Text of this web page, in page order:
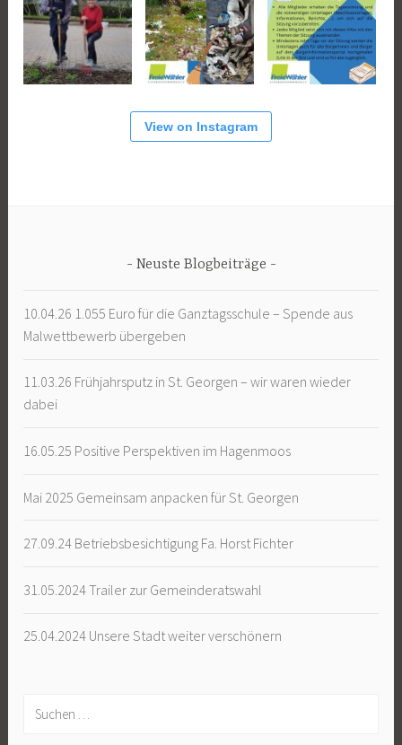
View on Instagram
Neuste Blogbeiträge
10.04.26 1.055 Euro für die Ganztagsschule – Spende aus
Malwettbewerb übergeben
11.03.26 Frühjahrsputz in St. Georgen – wir waren wieder
dabei
16.05.25 Positive Perspektiven im Hagenmoos
Mai 2025 Gemeinsam anpacken für St. Georgen
27.09.24 Betriebsbesichtigung Fa. Horst Fichter
31.05.2024 Trailer zur Gemeinderatswahl
25.04.2024 Unsere Stadt weiter verschönern